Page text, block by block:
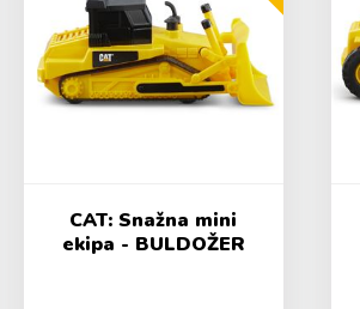
CAT: Snažna mini
ekipa - BULDOŽER